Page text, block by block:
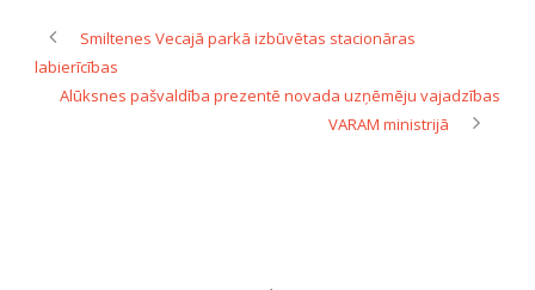
Smiltenes Vecajā parkā izbūvētas stacionāras
labierīcības
Alūksnes pašvaldība prezentē novada uzņēmēju vajadzības
VARAM ministrijā